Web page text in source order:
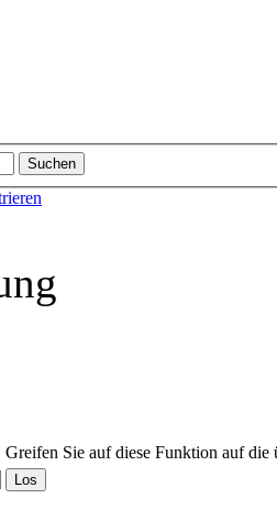
Sie auf diese Funktion auf